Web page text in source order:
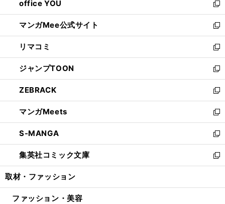
く
で
開
く
ィ
ン
ド
ウ
で
開
く
い
ウ
ィ
ン
ド
ウ
で
開
く
office YOU
新
し
い
ウ
ィ
ン
ド
ウ
で
開
く
マンガMee公式サイト
新
し
い
ウ
ィ
ン
ド
ウ
で
開
く
リマコミ
新
し
い
ウ
ィ
ン
ド
ウ
で
開
く
ジャンプTOON
新
し
い
ウ
ィ
ン
ド
ウ
で
開
ZEBRACK
新
し
い
ウ
ィ
ン
ド
ウ
開
マンガMeets
新
し
い
ウ
ィ
ン
ウ
S-MANGA
新
し
い
ウ
ン
集英社コミック文庫
新
し
ウ
取材・ファッション
ファッション・美容